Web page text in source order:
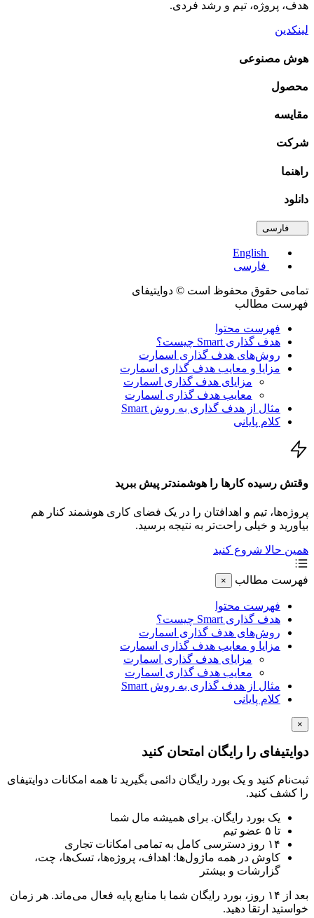
پروژه، تیم و رشد فردی.
مصنوعی
فارسی
English
فارسی
حقوق محفوظ است © دوایتیفای
مطالب
فهرست محتوا
هدف گذاری Smart چیست؟
روش‌های هدف گذاری اسمارت
مزایا و معایب هدف گذاری اسمارت
مزایای هدف گذاری اسمارت
معایب هدف گذاری اسمارت
مثال از هدف گذاری به روش Smart
کلام پایانی
رسیده کارها را هوشمندتر پیش ببرید
تیم و اهدافتان را در یک فضای کاری هوشمند کنار هم
و خیلی راحت‌تر به نتیجه برسید.
حالا شروع کنید
مطالب ×
فهرست محتوا
هدف گذاری Smart چیست؟
روش‌های هدف گذاری اسمارت
مزایا و معایب هدف گذاری اسمارت
مزایای هدف گذاری اسمارت
معایب هدف گذاری اسمارت
مثال از هدف گذاری به روش Smart
کلام پایانی
را رایگان امتحان کنید
کنید و یک بورد رایگان دائمی بگیرید تا همه امکانات دوایتیفای
کنید.
یک بورد رایگان. برای همیشه مال شما
۱۴ روز دسترسی کامل به تمامی امکانات تجاری
کاوش در همه ماژول‌ها: اهداف، پروژه‌ها، تسک‌ها، چت،
گزارشات و بیشتر
بعد از ۱۴ روز، بورد رایگان شما با منابع پایه فعال می‌ماند. هر زمان
ارتقا دهید.